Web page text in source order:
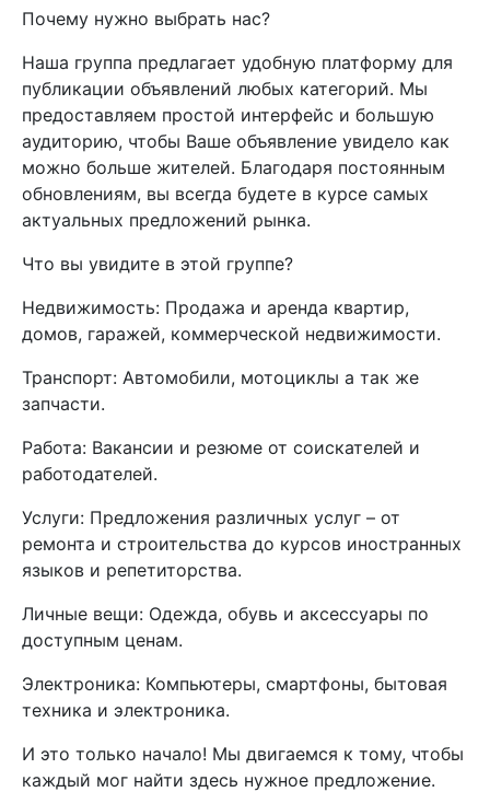
Почему нужно выбрать нас?
Наша группа предлагает удобную платформу для
публикации объявлений любых категорий. Мы
предоставляем простой интерфейс и большую
аудиторию, чтобы Ваше объявление увидело как
можно больше жителей. Благодаря постоянным
обновлениям, вы всегда будете в курсе самых
актуальных предложений рынка.
Что вы увидите в этой группе?
Недвижимость: Продажа и аренда квартир,
домов, гаражей, коммерческой недвижимости.
Транспорт: Автомобили, мотоциклы а так же
запчасти.
Работа: Вакансии и резюме от соискателей и
работодателей.
Услуги: Предложения различных услуг – от
ремонта и строительства до курсов иностранных
языков и репетиторства.
Личные вещи: Одежда, обувь и аксессуары по
доступным ценам.
Электроника: Компьютеры, смартфоны, бытовая
техника и электроника.
И это только начало! Мы двигаемся к тому, чтобы
каждый мог найти здесь нужное предложение.